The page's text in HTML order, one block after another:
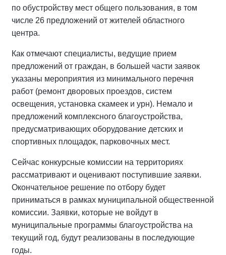
по обустройству мест общего пользования, в том
числе 26 предложений от жителей областного
центра.
Как отмечают специалисты, ведущие прием
предложений от граждан, в большей части заявок
указаны мероприятия из минимального перечня
работ (ремонт дворовых проездов, систем
освещения, установка скамеек и урн). Немало и
предложений комплексного благоустройства,
предусматривающих оборудование детских и
спортивных площадок, парковочных мест.
Сейчас конкурсные комиссии на территориях
рассматривают и оценивают поступившие заявки.
Окончательное решение по отбору будет
приниматься в рамках муниципальной общественной
комиссии. Заявки, которые не войдут в
муниципальные программы благоустройства на
текущий год, будут реализованы в последующие
годы.